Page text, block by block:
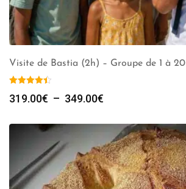
Visite de Bastia (2h) – Groupe de 1 à
319.00€ – 349.00€
prix :
319.00€
à
349.00€